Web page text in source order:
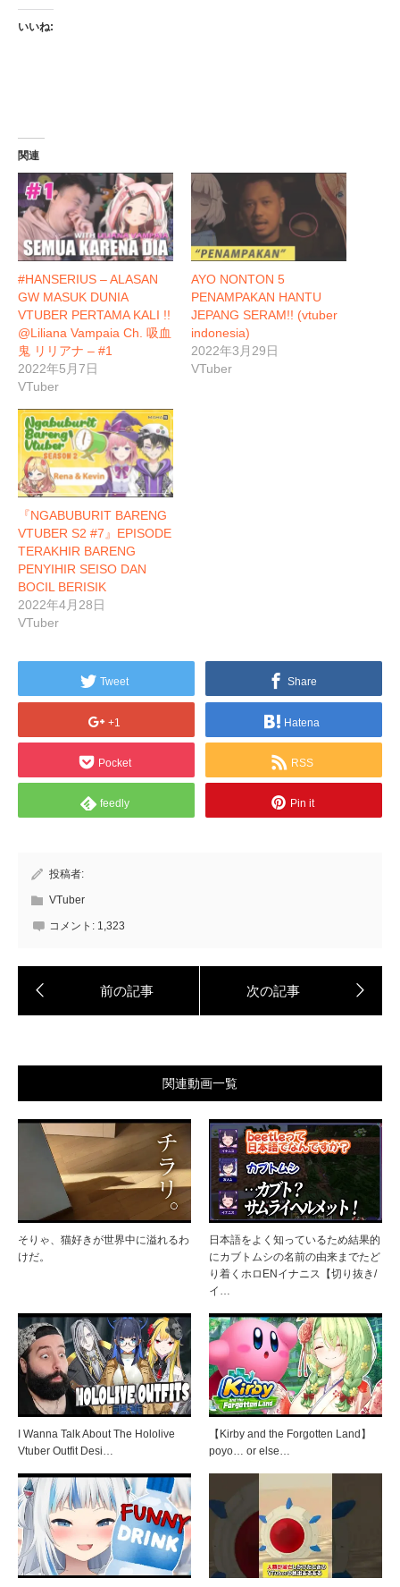
いいね:
関連
#HANSERIUS – ALASAN
GW MASUK DUNIA
VTUBER PERTAMA KALI !!
@Liliana Vampaia Ch. 吸血
鬼 リリアナ – #1
2022年5月7日
VTuber
AYO NONTON 5
PENAMPAKAN HANTU
JEPANG SERAM!! (vtuber
indonesia)
2022年3月29日
VTuber
『NGABUBURIT BARENG
VTUBER S2 #7』EPISODE
TERAKHIR BARENG
PENYIHIR SEISO DAN
BOCIL BERISIK
2022年4月28日
VTuber
Tweet Share
+1 Hatena
Pocket RSS
feedly Pin it
投稿者:
VTuber
コメント: 1,323
関連動画一覧
そりゃ、猫好きが世界中に溢れるわ
けだ。
日本語をよく知っているため結果的
にカブトムシの名前の由来までたど
り着くホロENイナニス【切り抜き/
イ…
I Wanna Talk About The Hololive
Vtuber Outfit Desi…
【Kirby and the Forgotten Land】
poyo… or else…